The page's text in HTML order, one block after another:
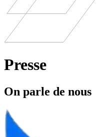
Presse
On parle de nous